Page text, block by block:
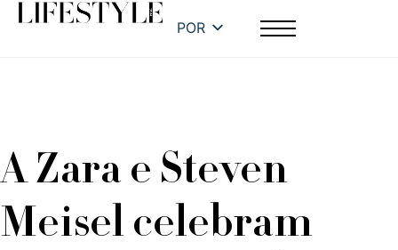
POR
A Zara e Steven
Meisel celebram